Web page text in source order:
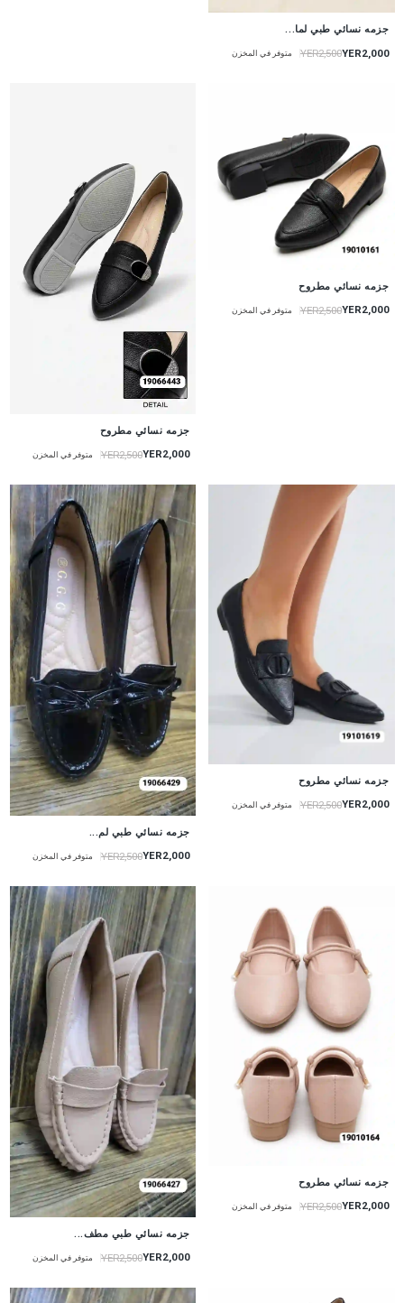
جزمه نسائي طبي لما...
YER2,000
YER2,500 متوفر في المخزن
جزمه نسائي مطروح
YER2,000
YER2,500 متوفر في المخزن
جزمه نسائي مطروح
YER2,000
YER2,500 متوفر في المخزن
جزمه نسائي مطروح
YER2,000
YER2,500 متوفر في المخزن
جزمه نسائي طبي لم...
YER2,000
YER2,500 متوفر في المخزن
جزمه نسائي مطروح
YER2,000
YER2,500 متوفر في المخزن
جزمه نسائي طبي مطف...
YER2,000
YER2,500 متوفر في المخزن